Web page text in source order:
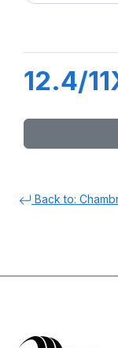
12.4/
Back to: